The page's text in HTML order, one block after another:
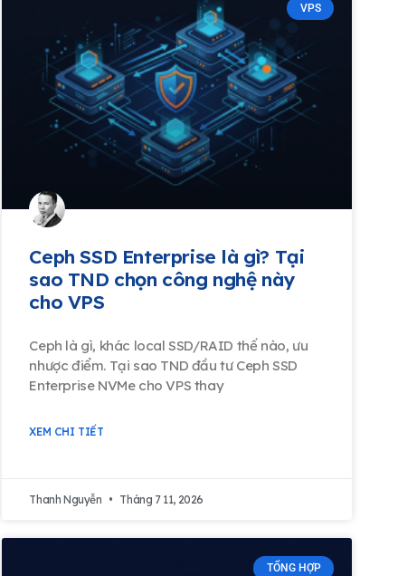
VPS
Ceph SSD Enterprise là gì? Tại
sao TND chọn công nghệ này
cho VPS
Ceph là gì, khác local SSD/RAID thế nào, ưu
nhược điểm. Tại sao TND đầu tư Ceph SSD
Enterprise NVMe cho VPS thay
XEM CHI TIẾT
Thanh Nguyễn Tháng 7 11, 2026
TỔNG HỢP